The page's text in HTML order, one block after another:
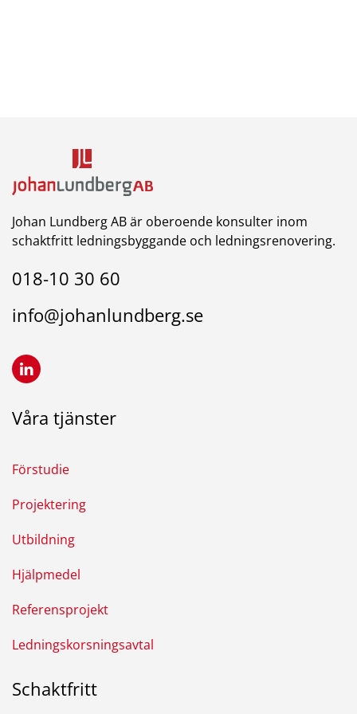
Johan Lundberg AB är oberoende konsulter inom
schaktfritt ledningsbyggande och ledningsrenovering.
018-10 30 60
info@johanlundberg.se
Våra tjänster
Förstudie
Projektering
Utbildning
Hjälpmedel
Referensprojekt
Ledningskorsningsavtal
Schaktfritt